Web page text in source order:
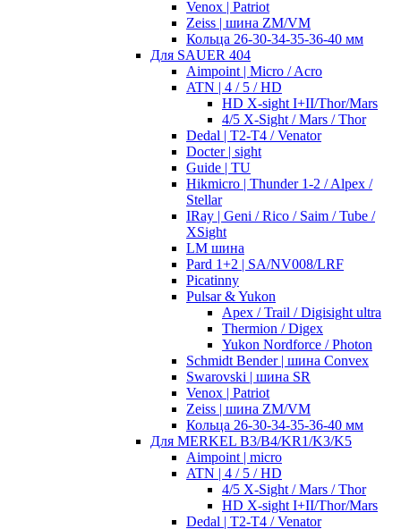
Venox | Patriot
Zeiss | шина ZM/VM
Кольца 26-30-34-35-36-40 мм
Для SAUER 404
Aimpoint | Micro / Acro
ATN | 4 / 5 / HD
HD X-sight I+II/Thor/Mars
4/5 X-Sight / Mars / Thor
Dedal | T2-T4 / Venator
Docter | sight
Guide | TU
Hikmicro | Thunder 1-2 / Alpex /
Stellar
IRay | Geni / Rico / Saim / Tube /
XSight
LM шина
Pard 1+2 | SA/NV008/LRF
Picatinny
Pulsar & Yukon
Apex / Trail / Digisight ultra
Thermion / Digex
Yukon Nordforce / Photon
Schmidt Bender | шина Convex
Swarovski | шина SR
Venox | Patriot
Zeiss | шина ZM/VM
Кольца 26-30-34-35-36-40 мм
Для MERKEL B3/B4/KR1/K3/K5
Aimpoint | micro
ATN | 4 / 5 / HD
4/5 X-Sight / Mars / Thor
HD X-sight I+II/Thor/Mars
Dedal | T2-T4 / Venator